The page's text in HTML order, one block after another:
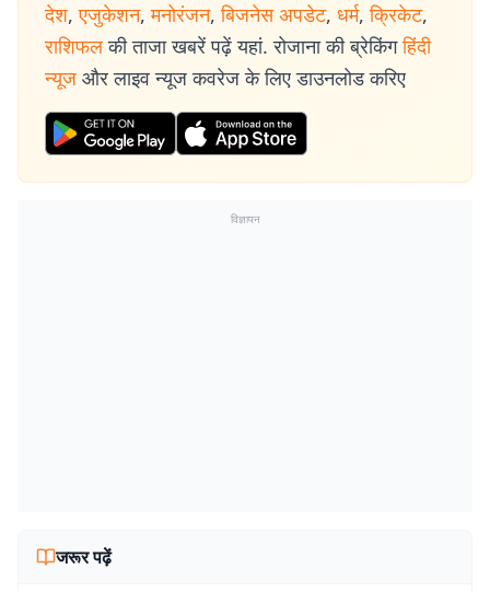
देश, एजुकेशन, मनोरंजन, बिजनेस अपडेट, धर्म, क्रिकेट,
राशिफल की ताजा खबरें पढ़ें यहां. रोजाना की ब्रेकिंग हिंदी
न्यूज और लाइव न्यूज कवरेज के लिए डाउनलोड करिए
विज्ञापन
जरूर पढ़ें